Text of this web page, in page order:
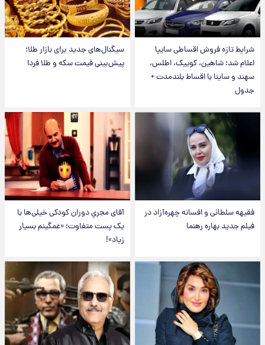
شرایط تازه فروش اقساطی سایپا
اعلام شد؛ شاهین، کوییک، اطلس،
سهند و ساینا با اقساط بلندمدت +
جدول
سیگنال‌های جدید برای بازار طلا؛
پیش‌بینی قیمت سکه و طلا فردا
فقیهه سلطانی و افسانه چهره‌آزاد در
فیلم جدید بهاره رهنما
آقای مجریِ دوران کودکی خیلی‌ها با
یک پست متفاوت؛ «غمگینم بسیار
زیاد»!